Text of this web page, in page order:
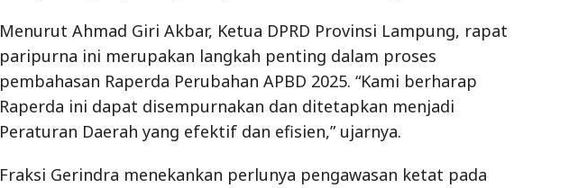
Menurut Ahmad Giri Akbar, Ketua DPRD Provinsi Lampung, rapat
paripurna ini merupakan langkah penting dalam proses
pembahasan Raperda Perubahan APBD 2025. “Kami berharap
Raperda ini dapat disempurnakan dan ditetapkan menjadi
Peraturan Daerah yang efektif dan efisien,” ujarnya.
Fraksi Gerindra menekankan perlunya pengawasan ketat pada